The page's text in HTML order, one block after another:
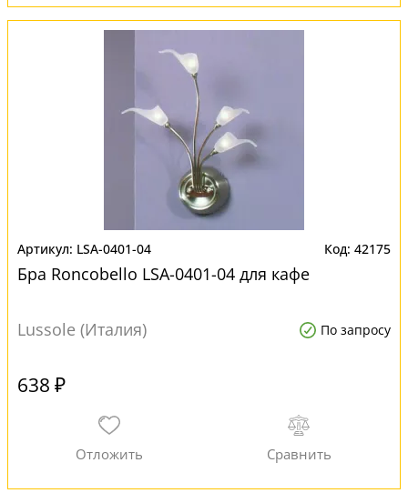
LSA-0401-04 42175
Бра Roncobello LSA-0401-04 для кафе
Lussole (Италия) По запросу
638 ₽